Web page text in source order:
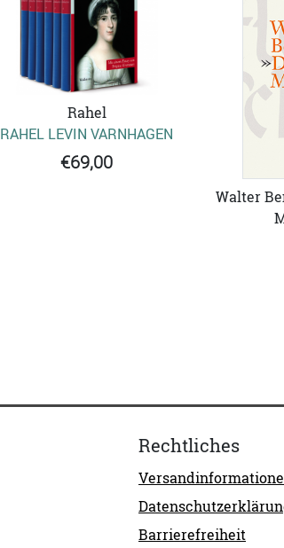
Rahel
RAHEL LEVIN VARNHAGEN
€69,00
Walter
Rechtliches
Barrierefreiheit